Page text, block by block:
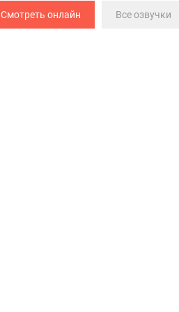
Смотреть онлайн Все озвучки